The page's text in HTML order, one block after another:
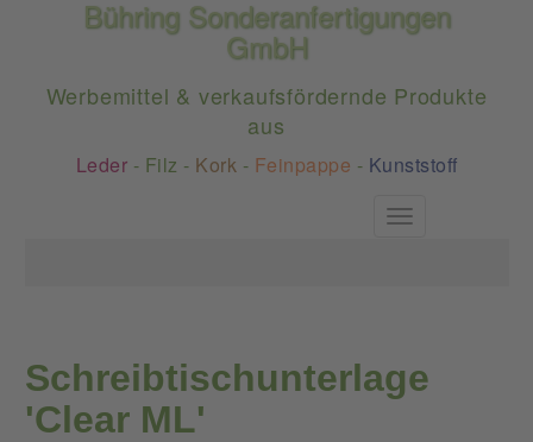
Bühring Sonderanfertigungen
GmbH
Werbemittel & verkaufsfördernde Produkte
aus
Leder - Filz - Kork - Feinpappe - Kunststoff
Toggle
Schreibtischunterlage
'Clear ML'